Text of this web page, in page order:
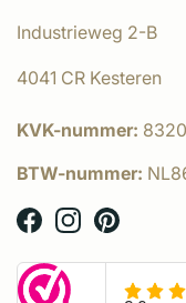
Industrieweg 2-B
4041 CR Kesteren
KVK-nummer:
BTW-nummer: